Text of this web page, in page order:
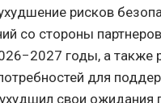
рисков
со стороны
годы, а также
для
ухудшил свои